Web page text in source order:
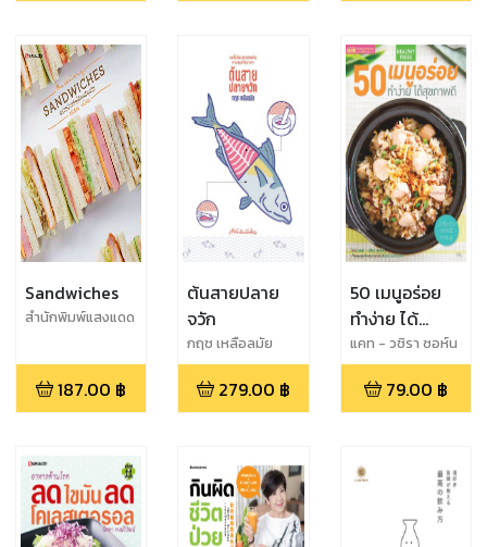
Sandwiches
สำนักพิมพ์แสงแดด
187.00 ฿
ต้นสายปลาย
จวัก
กฤช เหลือลมัย
279.00 ฿
50 เมนูอร่อย
ทำง่าย ได้
สุขภาพดี
แคท - วชิรา ซอห์น
79.00 ฿